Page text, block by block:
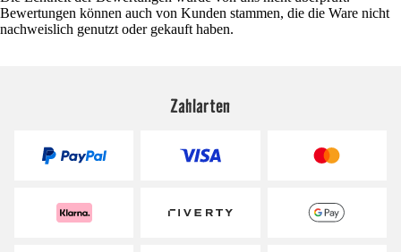
Bewertungen können auch von Kunden stammen, die die Ware nicht
nachweislich genutzt oder gekauft haben.
Zahlarten